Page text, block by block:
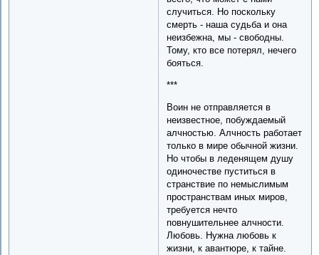
случиться. Но поскольку
смерть - наша судьба и она
неизбежна, мы - свободны.
Тому, кто все потерял, нечего
бояться.
***
Воин не отправляется в
неизвестное, побуждаемый
алчностью. Алчность работает
только в мире обычной жизни.
Но чтобы в леденящем душу
одиночестве пуститься в
странствие по немыслимым
пространствам иных миров,
требуется нечто
повнушительнее алчности.
Любовь. Нужна любовь к
жизни, к авантюре, к тайне.